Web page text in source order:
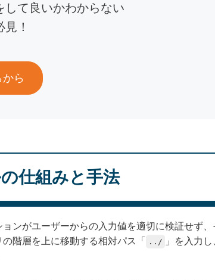
して良いかわからない
！
ら
仕組みと手法
ンがユーザーからの入力値を適切に検証せず
階層を上に移動する相対パス「
../
」を入力